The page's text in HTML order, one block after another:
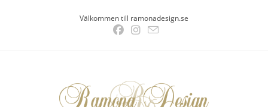
Välkommen till ramonadesign.se